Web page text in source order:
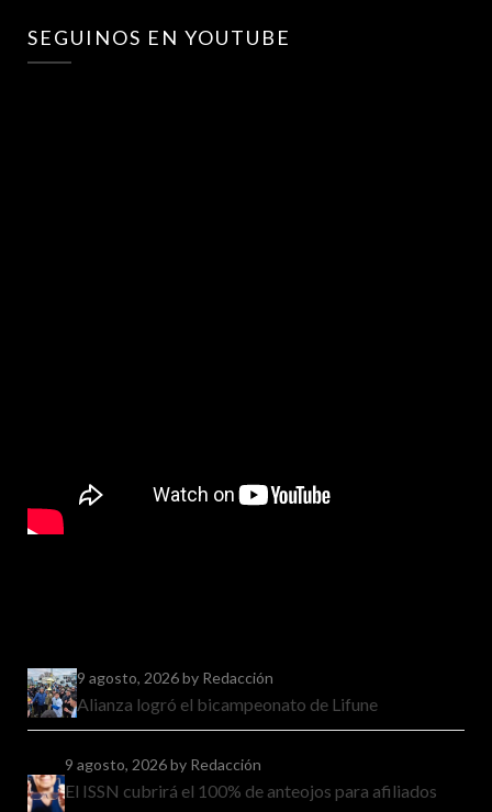
SEGUINOS EN YOUTUBE
9 agosto, 2026by Redacción
Alianza logró el bicampeonato de Lifune
9 agosto, 2026by Redacción
El ISSN cubrirá el 100% de anteojos para afiliados